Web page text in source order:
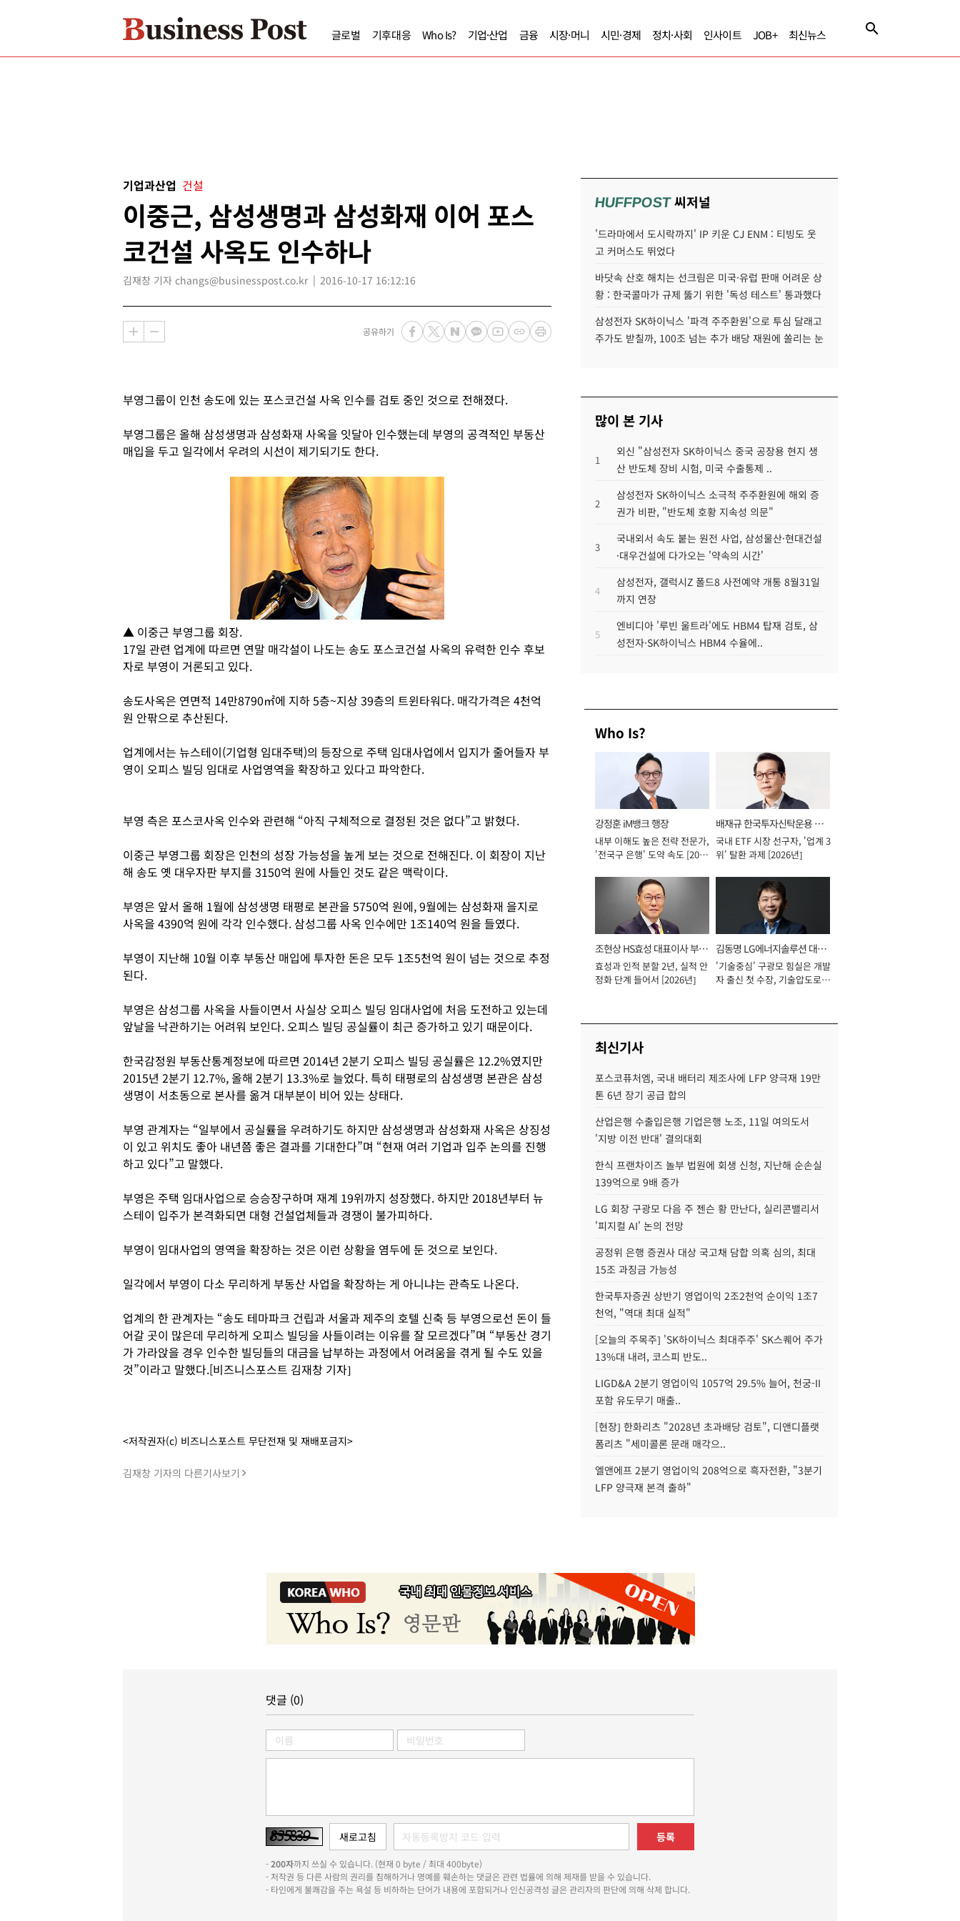
글로벌 기후대응 Who Is? 기업·산업 금융 시장·머니 시민·경제 정치·사회 인사이트 JOB+ 최신뉴스
기업과산업 건설
이중근, 삼성생명과 삼성화재 이어 포스
코건설 사옥도 인수하나
김재창 기자 changs@businesspost.co.kr 2016-10-17 16:12:16
공유하기
부영그룹이 인천 송도에 있는 포스코건설 사옥 인수를 검토 중인 것으로 전해졌다.
부영그룹은 올해 삼성생명과 삼성화재 사옥을 잇달아 인수했는데 부영의 공격적인 부동산
매입을 두고 일각에서 우려의 시선이 제기되기도 한다.
▲ 이중근 부영그룹 회장.
17일 관련 업계에 따르면 연말 매각설이 나도는 송도 포스코건설 사옥의 유력한 인수 후보
자로 부영이 거론되고 있다.
송도사옥은 연면적 14만8790㎡에 지하 5층~지상 39층의 트윈타워다. 매각가격은 4천억
원 안팎으로 추산된다.
업계에서는 뉴스테이(기업형 임대주택)의 등장으로 주택 임대사업에서 입지가 줄어들자 부
영이 오피스 빌딩 임대로 사업영역을 확장하고 있다고 파악한다.
부영 측은 포스코사옥 인수와 관련해 “아직 구체적으로 결정된 것은 없다”고 밝혔다.
이중근 부영그룹 회장은 인천의 성장 가능성을 높게 보는 것으로 전해진다. 이 회장이 지난
해 송도 옛 대우자판 부지를 3150억 원에 사들인 것도 같은 맥락이다.
부영은 앞서 올해 1월에 삼성생명 태평로 본관을 5750억 원에, 9월에는 삼성화재 을지로
사옥을 4390억 원에 각각 인수했다. 삼성그룹 사옥 인수에만 1조140억 원을 들였다.
부영이 지난해 10월 이후 부동산 매입에 투자한 돈은 모두 1조5천억 원이 넘는 것으로 추정
된다.
부영은 삼성그룹 사옥을 사들이면서 사실상 오피스 빌딩 임대사업에 처음 도전하고 있는데
앞날을 낙관하기는 어려워 보인다. 오피스 빌딩 공실률이 최근 증가하고 있기 때문이다.
한국감정원 부동산통계정보에 따르면 2014년 2분기 오피스 빌딩 공실률은 12.2%였지만
2015년 2분기 12.7%, 올해 2분기 13.3%로 늘었다. 특히 태평로의 삼성생명 본관은 삼성
생명이 서초동으로 본사를 옮겨 대부분이 비어 있는 상태다.
부영 관계자는 “일부에서 공실률을 우려하기도 하지만 삼성생명과 삼성화재 사옥은 상징성
이 있고 위치도 좋아 내년쯤 좋은 결과를 기대한다”며 “현재 여러 기업과 입주 논의를 진행
하고 있다”고 말했다.
부영은 주택 임대사업으로 승승장구하며 재계 19위까지 성장했다. 하지만 2018년부터 뉴
스테이 입주가 본격화되면 대형 건설업체들과 경쟁이 불가피하다.
부영이 임대사업의 영역을 확장하는 것은 이런 상황을 염두에 둔 것으로 보인다.
일각에서 부영이 다소 무리하게 부동산 사업을 확장하는 게 아니냐는 관측도 나온다.
업계의 한 관계자는 “송도 테마파크 건립과 서울과 제주의 호텔 신축 등 부영으로선 돈이 들
어갈 곳이 많은데 무리하게 오피스 빌딩을 사들이려는 이유를 잘 모르겠다”며 “부동산 경기
가 가라앉을 경우 인수한 빌딩들의 대금을 납부하는 과정에서 어려움을 겪게 될 수도 있을
것”이라고 말했다.[비즈니스포스트 김재창 기자]
<저작권자(c) 비즈니스포스트 무단전재 및 재배포금지>
김재창 기자의 다른기사보기
HUFFPOST씨저널
'드라마에서 도시락까지' IP 키운 CJ ENM : 티빙도 웃
고 커머스도 뛰었다
바닷속 산호 해치는 선크림은 미국·유럽 판매 어려운 상
황 : 한국콜마가 규제 뚫기 위한 '독성 테스트' 통과했다
삼성전자 SK하이닉스 '파격 주주환원'으로 투심 달래고
주가도 받칠까, 100조 넘는 추가 배당 재원에 쏠리는 눈
많이 본 기사
1
외신 "삼성전자 SK하이닉스 중국 공장용 현지 생
산 반도체 장비 시험, 미국 수출통제 ..
2
삼성전자 SK하이닉스 소극적 주주환원에 해외 증
권가 비판, "반도체 호황 지속성 의문"
3
국내외서 속도 붙는 원전 사업, 삼성물산·현대건설
·대우건설에 다가오는 '약속의 시간'
4
삼성전자, 갤럭시Z 폴드8 사전예약 개통 8월31일
까지 연장
5
엔비디아 '루빈 울트라'에도 HBM4 탑재 검토, 삼
성전자·SK하이닉스 HBM4 수율에..
Who Is?
강정훈 iM뱅크 행장
내부 이해도 높은 전략 전문가,
'전국구 은행' 도약 속도 [2026
배재규 한국투자신탁운용 대
표이사 사장
국내 ETF 시장 선구자, '업계 3
위' 탈환 과제 [2026년]
조현상 HS효성 대표이사 부회
장
효성과 인적 분할 2년, 실적 안
정화 단계 들어서 [2026년]
김동명 LG에너지솔루션 대표
이사 사장
'기술중심' 구광모 힘실은 개발
자 출신 첫 수장, 기술압도로
최신기사
포스코퓨처엠, 국내 배터리 제조사에 LFP 양극재 19만
톤 6년 장기 공급 합의
산업은행 수출입은행 기업은행 노조, 11일 여의도서
'지방 이전 반대' 결의대회
한식 프랜차이즈 놀부 법원에 회생 신청, 지난해 순손실
139억으로 9배 증가
LG 회장 구광모 다음 주 젠슨 황 만난다, 실리콘밸리서
'피지컬 AI' 논의 전망
공정위 은행 증권사 대상 국고채 담합 의혹 심의, 최대
15조 과징금 가능성
한국투자증권 상반기 영업이익 2조2천억 순이익 1조7
천억, "역대 최대 실적"
[오늘의 주목주] 'SK하이닉스 최대주주' SK스퀘어 주가
13%대 내려, 코스피 반도..
LIGD&A 2분기 영업이익 1057억 29.5% 늘어, 천궁-II
포함 유도무기 매출..
[현장] 한화리츠 "2028년 초과배당 검토", 디앤디플랫
폼리츠 "세미콜론 문래 매각으..
엘앤에프 2분기 영업이익 208억으로 흑자전환, "3분기
LFP 양극재 본격 출하"
댓글 (0)
등록
-200자까지 쓰실 수 있습니다. (현재 0 byte / 최대 400byte)
- 저작권 등 다른 사람의 권리를 침해하거나 명예를 훼손하는 댓글은 관련 법률에 의해 제재를 받을 수 있습니다.
- 타인에게 불쾌감을 주는 욕설 등 비하하는 단어가 내용에 포함되거나 인신공격성 글은 관리자의 판단에 의해 삭제 합니다.